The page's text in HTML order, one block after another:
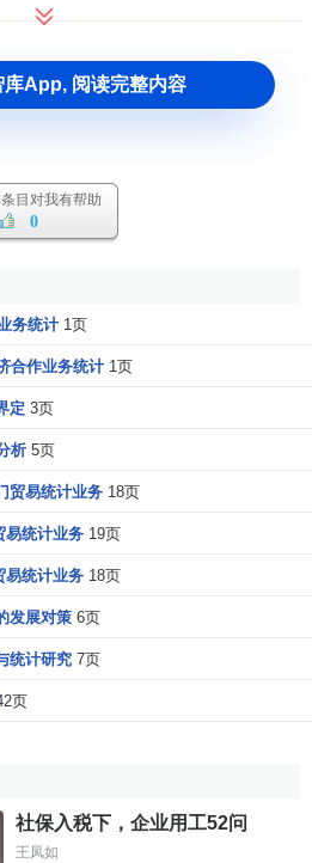
计知识简明读本.中国统计出版
.App, 阅读完整内容
目对我有帮助
0
务统计 1页
合作业务统计 1页
定 3页
析 5页
贸易统计业务 18页
易统计业务 19页
易统计业务 18页
发展对策 6页
统计研究 7页
页
社保入税下，企业用工52问
王凤如